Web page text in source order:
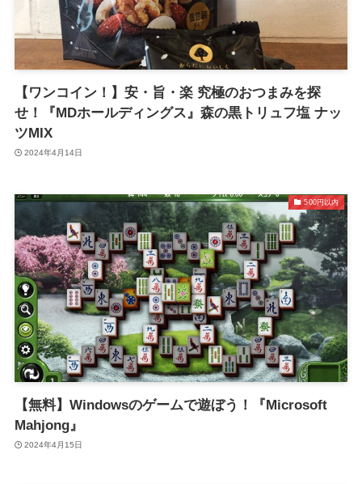
【ワンコイン！】安・旨・楽 究極のおつまみを探
せ！『MDホールディングス』森の黒トリュフ塩 ナッ
ツMIX
2024年4月14日
500円以内
【無料】Windowsのゲームで遊ぼう！『Microsoft
Mahjong』
2024年4月15日